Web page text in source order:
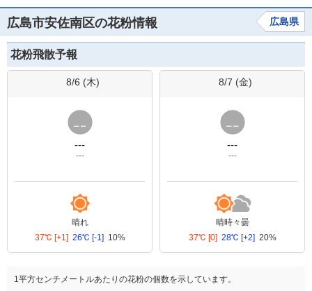
広島市安佐南区の花粉情報 広島県
花粉飛散予報
8/6 (木)
---
---
晴れ
37℃ [+1] 26℃ [-1] 10%
8/7 (金)
---
---
晴時々曇
37℃ [0] 28℃ [+2] 20%
1平方センチメートルあたりの花粉の個数を示しています。